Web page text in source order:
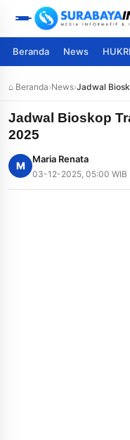
Beranda News
⌂ Beranda›News›Jadwal
Jadwal Bioskop
2025
M
Maria Renata
03-12-2025, 05:00 WIB